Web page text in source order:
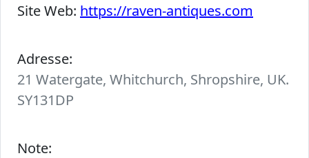
Site Web: https://raven-antiques.com
Adresse:
21 Watergate, Whitchurch, Shropshire, UK.
SY131DP
Note: